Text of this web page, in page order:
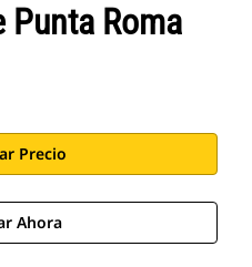
Punta Roma
Precio
Ahora